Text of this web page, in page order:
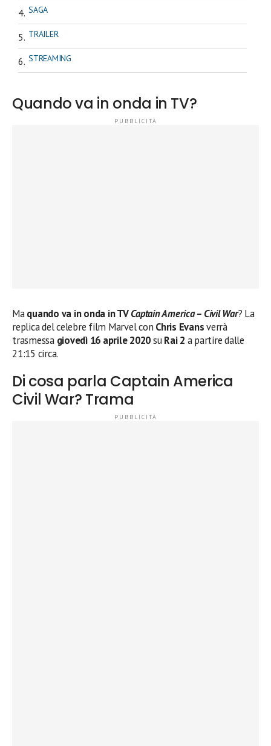
SAGA
TRAILER
STREAMING
Quando va in onda in TV?
Maquando va in onda in TV Captain America – Civil War? La
replica del celebre film Marvel con Chris Evansverrà
trasmessa giovedì 16 aprile 2020suRai 2 a partire dalle
21:15 circa.
Di cosa parla Captain America
Civil War? Trama